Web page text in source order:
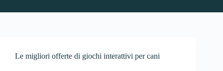
Le migliori offerte di giochi interattivi per cani